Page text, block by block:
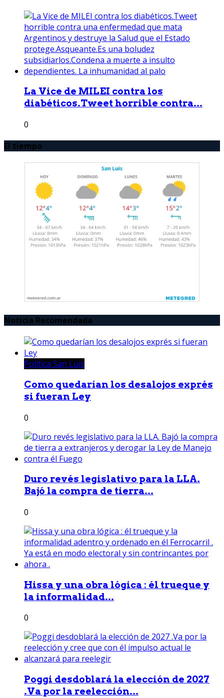
La Vice de MILEI contra los
diabéticos.Tweet horrible contra...
0
El tiempo
Noticia Recomendada
Política San Luis
Como quedarían los desalojos exprés
si fueran Ley
0
Duro revés legislativo para la LLA.
Bajó la compra de tierra...
0
Hissa y una obra lógica : él trueque y
la informalidad...
0
Poggi desdoblará la elección de 2027
.Va por la reelección...